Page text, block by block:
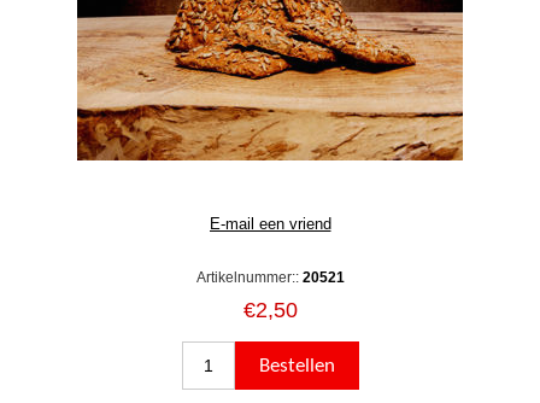
Artikelnummer:: 20521
€2,50